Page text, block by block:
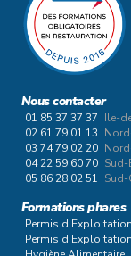
Nous contacter
01 85 37 37 37 Ile-
02 61 79 01 13
03 74 79 02 20
04 22 59 60 70 Sud-
05 86 28 02 51
Formations phares
Permis d'Exploitation
Permis